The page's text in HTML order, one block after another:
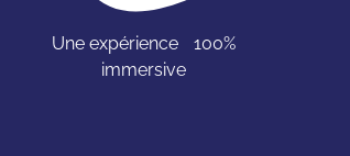
Une expérience 100%
immersive